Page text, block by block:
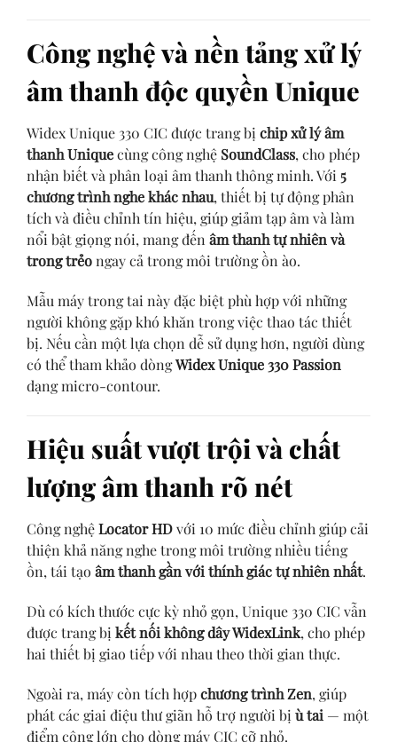
Công nghệ và nền tảng xử lý
âm thanh độc quyền Unique
Widex Unique 330 CIC được trang bị chip xử lý âm
thanh Uniquecùng công nghệ SoundClass, cho phép
nhận biết và phân loại âm thanh thông minh. Với 5
chương trình nghe khác nhau, thiết bị tự động phân
tích và điều chỉnh tín hiệu, giúp giảm tạp âm và làm
nổi bật giọng nói, mang đến âm thanh tự nhiên và
trong trẻongay cả trong môi trường ồn ào.
Mẫu máy trong tai này đặc biệt phù hợp với những
người không gặp khó khăn trong việc thao tác thiết
bị. Nếu cần một lựa chọn dễ sử dụng hơn, người dùng
có thể tham khảo dòngWidex Unique 330 Passion
dạng micro-contour.
Hiệu suất vượt trội và chất
lượng âm thanh rõ nét
Công nghệLocator HDvới 10 mức điều chỉnh giúp cải
thiện khả năng nghe trong môi trường nhiều tiếng
ồn, tái tạo âm thanh gần với thính giác tự nhiên nhất.
Dù có kích thước cực kỳ nhỏ gọn, Unique 330 CIC vẫn
được trang bị kết nối không dây WidexLink, cho phép
hai thiết bị giao tiếp với nhau theo thời gian thực.
Ngoài ra, máy còn tích hợpchương trình Zen, giúp
phát các giai điệu thư giãn hỗ trợ người bị ù tai — một
điểm cộng lớn cho dòng máy CIC cỡ nhỏ.